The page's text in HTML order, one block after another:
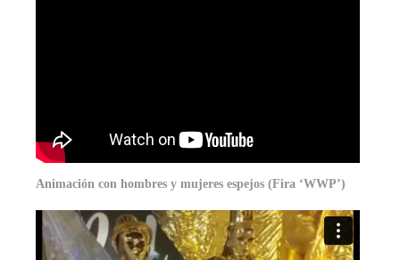
Animación con hombres y mujeres espejos (Fira ‘WWP’)